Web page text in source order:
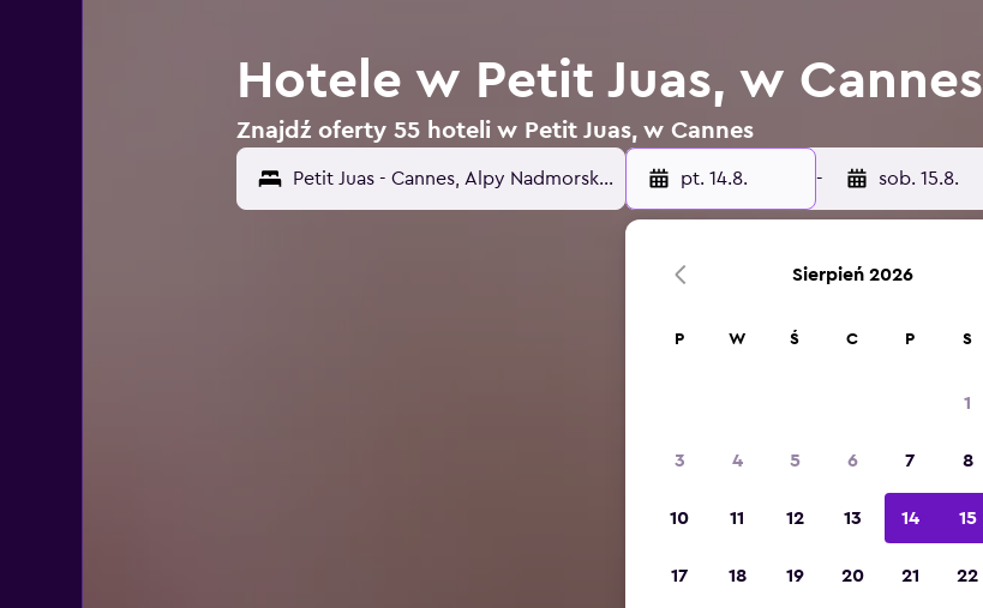
Hotele w Petit Juas, w Cannes
Znajdź oferty 55 hoteli w Petit Juas, w Cannes
pt. 14.8. - sob. 15.8.
Sierpień 2026
P W Ś C P S
1
3 4 5 6 7 8
10 11 12 13 14 15
17 18 19 20 21 22